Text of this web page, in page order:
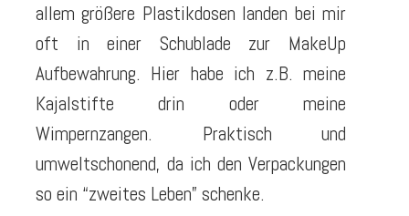
allem größere Plastikdosen landen bei mir
oft in einer Schublade zur MakeUp
Aufbewahrung. Hier habe ich z.B. meine
Kajalstifte drin oder meine
Wimpernzangen. Praktisch und
umweltschonend, da ich den Verpackungen
so ein “zweites Leben” schenke.